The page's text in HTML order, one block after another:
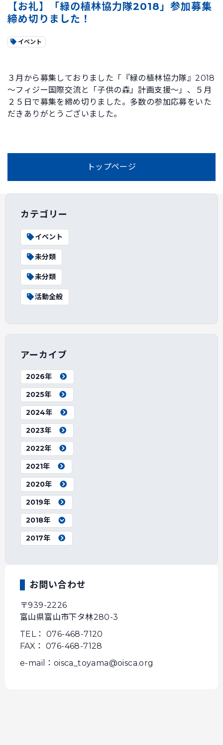
【お礼】「緑の植林協力隊2018」参加募集
締め切りました！
イベント
３月から募集しておりました「『緑の植林協力隊』2018
～フィジー国際交流と「子供の森」計画支援～」、５月
２５日で募集を締め切りました。多数の参加応募をいた
だきありがとうございました。
トップページ
カテゴリー
イベント
未分類
未分類
活動全般
アーカイブ
2026年
2025年
2024年
2023年
2022年
2021年
2020年
2019年
2018年
2017年
お問い合わせ
〒939-2226
富山県富山市下タ林280-3
TEL： 076-468-7120
FAX： 076-468-7128
e-mail：oisca_toyama@oisca.org